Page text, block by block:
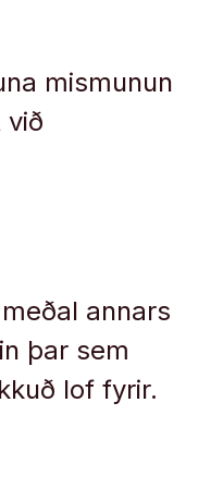
mismunun
við
annars
þar sem
lof fyrir.